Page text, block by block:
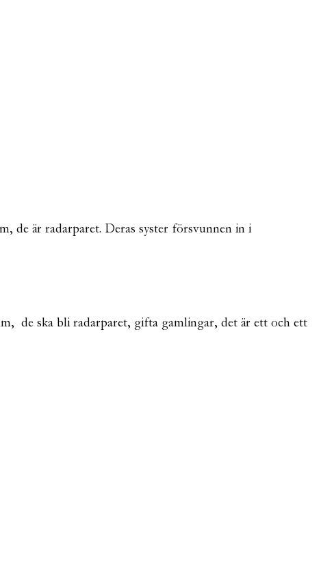
de är radarparet. Deras syster försvunnen in i
de ska bli radarparet, gifta gamlingar, det är ett och ett